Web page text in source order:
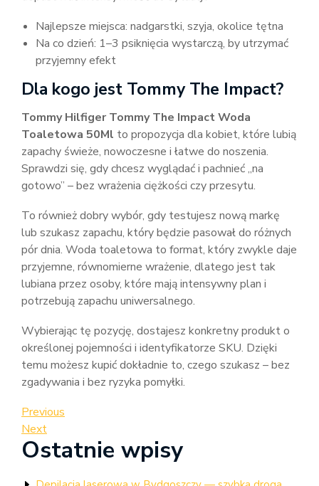
Najlepsze miejsca: nadgarstki, szyja, okolice tętna
Na co dzień: 1–3 psiknięcia wystarczą, by utrzymać
przyjemny efekt
Dla kogo jest Tommy The Impact?
Tommy Hilfiger Tommy The Impact Woda
Toaletowa 50Ml to propozycja dla kobiet, które lubią
zapachy świeże, nowoczesne i łatwe do noszenia.
Sprawdzi się, gdy chcesz wyglądać i pachnieć „na
gotowo” – bez wrażenia ciężkości czy przesytu.
To również dobry wybór, gdy testujesz nową markę
lub szukasz zapachu, który będzie pasował do różnych
pór dnia. Woda toaletowa to format, który zwykle daje
przyjemne, równomierne wrażenie, dlatego jest tak
lubiana przez osoby, które mają intensywny plan i
potrzebują zapachu uniwersalnego.
Wybierając tę pozycję, dostajesz konkretny produkt o
określonej pojemności i identyfikatorze SKU. Dzięki
temu możesz kupić dokładnie to, czego szukasz – bez
zgadywania i bez ryzyka pomyłki.
Nawigacja
wpisu
Previous
Post
Previous
Next
Post
Next
Ostatnie wpisy